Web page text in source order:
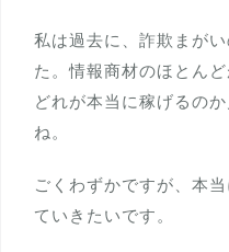
私は過去に、詐欺まが
た。情報商材のほとん
どれが本当に稼げるの
ね。
ごくわずかですが、本
ていきたいです。